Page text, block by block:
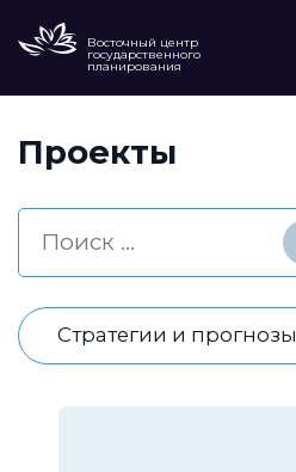
Восточный центр
государственного
планирования
Проекты
Стратегии и прогнозы